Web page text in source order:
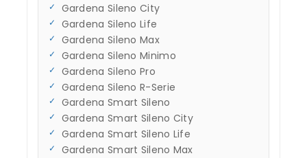
Gardena Sileno City
Gardena Sileno Life
Gardena Sileno Max
Gardena Sileno Minimo
Gardena Sileno Pro
Gardena Sileno R-Serie
Gardena Smart Sileno
Gardena Smart Sileno City
Gardena Smart Sileno Life
Gardena Smart Sileno Max